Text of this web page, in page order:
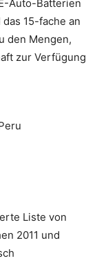
Auto-Batterien
15-fache an
den Mengen,
zur Verfügung
Liste von
2011 und